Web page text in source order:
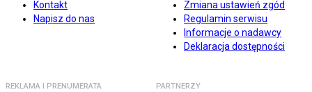
Kontakt
Napisz do nas
Zmiana ustawień zgód
Regulamin serwisu
Informacje o nadawcy
Deklaracja dostępności
REKLAMA I PRENUMERATA PARTNERZY